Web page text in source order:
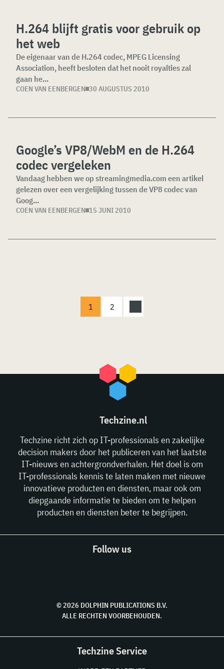
H.264 blijft gratis voor gebruik op
het web
De eigenaar van de H.264 codec, MPEG Licensing
Association, heeft besloten dat het nooit royalties zal
gaan he...
COEN VAN EENBERGEN 30 AUGUSTUS 2010
Google’s VP8/WebM en de H.264
codec vergeleken
Vandaag hebben we op streamingmedia.com een artikel
gelezen over een vergelijking tussen de VP8 codec van
Goog...
COEN VAN EENBERGEN 15 JUNI 2010
1 2
Techzine.nl
Techzine richt zich op IT-professionals en zakelijke
decision makers door het publiceren van het laatste
IT-nieuws en achtergrondverhalen. Het doel is om
IT-professionals kennis te laten maken met nieuwe
innovatieve producten en diensten, maar ook om
diepgaande informatie te bieden om te helpen
producten en diensten beter te begrijpen.
Follow us
© 2026 DOLPHIN PUBLICATIONS B.V.
ALLE RECHTEN VOORBEHOUDEN.
Techzine Service